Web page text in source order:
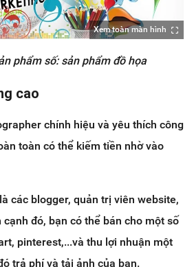
Xem toàn màn hình
phẩm số: sản phẩm đồ họa
cao
chính hiệu và yêu thích công
toàn có thể kiếm tiền nhờ vào
các blogger, quản trị viên website,
đó, bạn có thể bán cho một số
pinterest,...và thu lợi nhuận một
trả phí và tải ảnh của bạn.